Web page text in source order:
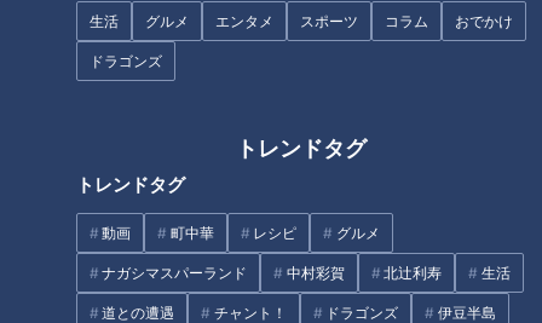
生活 グルメ エンタメ スポーツ コラム おでかけ
ドラゴンズ
トレンドタグ
トレンドタグ
動画 町中華 レシピ グルメ
ナガシマスパーランド 中村彩賀 北辻利寿 生活
道との遭遇 チャント！ ドラゴンズ 伊豆半島
【新感覚】おしるこ＋シフォン
は「おしるこ」開発現場に潜入
【みてちょてれび番外編】
新生活に使いたい！「電動アシ
リスナーの投稿からわかった！